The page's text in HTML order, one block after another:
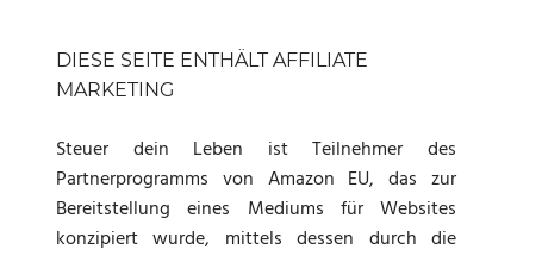
DIESE SEITE ENTHÄLT AFFILIATE
MARKETING
Steuer dein Leben ist Teilnehmer des
Partnerprogramms von Amazon EU, das zur
Bereitstellung eines Mediums für Websites
konzipiert wurde, mittels dessen durch die